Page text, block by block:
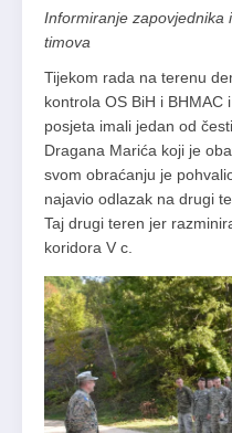
Informiranje zapovjednika
timova
Tijekom rada na terenu
kontrola OS BiH i
posjeta imali jedan od
Dragana Marića koji je
svom obraćanju je
najavio odlazak na drugi
Taj drugi teren jer
koridora V c.